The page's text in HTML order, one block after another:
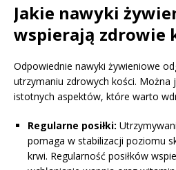
Jakie nawyki
wspierają zdrowie
Odpowiednie nawyki żywieniowe
utrzymaniu zdrowych kości. Można
istotnych aspektów, które warto
Regularne posiłki:
pomaga w stabilizacji poziomu
krwi. Regularność posiłków